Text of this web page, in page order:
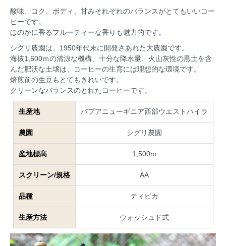
酸味、コク、ボディ、甘みそれぞれのバランスがとてもいいコー
ヒーです。
ほのかに香るフルーティーな香りも魅力的です。
シグリ農園は、1950年代末に開発さあれた大農園です。
海抜1,600ｍの清涼な機構、十分な降水量、火山灰性の黒土を含
んだ肥沃な土壌は、コーヒーの生育には理想的な環境です。
焙煎前の生豆もとてもきれいです。
クリーンなバランスのとれたコーヒーです。
生産地 パプアニューギニア西部ウエストハイラ
農園 シグリ農園
産地標高 1,500m
スクリーン/規格 AA
品種 ティピカ
生産方法 ウォッシュド式